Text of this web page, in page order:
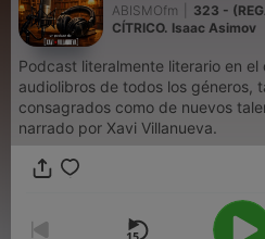
ABISMOfm
323 -
CÍTRICO. Isaac Asimov
Podcast literalmente literario en
audiolibros de todos los géneros,
consagrados como de nuevos
narrado por Xavi Villanueva.